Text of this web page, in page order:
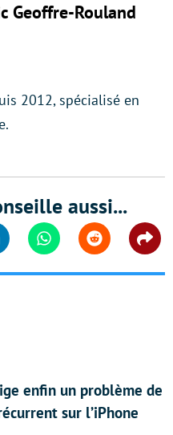
Geoffre-Rouland
2012, spécialisé en
aussi...
WhatsappReddit
enfin un problème de
sur l’iPhone